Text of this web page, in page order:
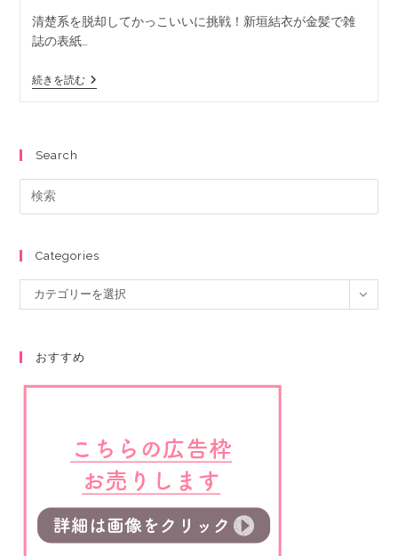
清楚系を脱却してかっこいいに挑戦！新垣結衣が金髪で雑
誌の表紙…
続きを読む
Search
Categories
カテゴリーを選択
おすすめ